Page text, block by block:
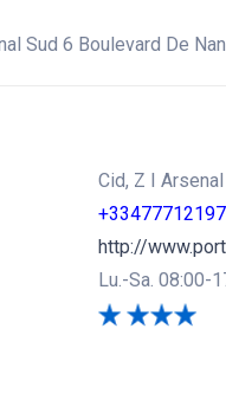
Sud 6 Boulevard De
Cid, Z I
+33477712197
http://
Lu.-Sa. 08:00-